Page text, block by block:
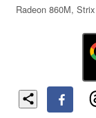
Radeon 860M,